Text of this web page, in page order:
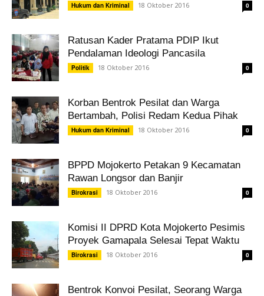
Hukum dan Kriminal 18 Oktober 2016 0
Ratusan Kader Pratama PDIP Ikut
Pendalaman Ideologi Pancasila
Politik 18 Oktober 2016 0
Korban Bentrok Pesilat dan Warga
Bertambah, Polisi Redam Kedua Pihak
Hukum dan Kriminal 18 Oktober 2016 0
BPPD Mojokerto Petakan 9 Kecamatan
Rawan Longsor dan Banjir
Birokrasi 18 Oktober 2016 0
Komisi II DPRD Kota Mojokerto Pesimis
Proyek Gamapala Selesai Tepat Waktu
Birokrasi 18 Oktober 2016 0
Bentrok Konvoi Pesilat, Seorang Warga